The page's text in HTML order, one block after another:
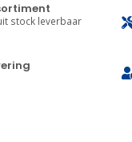
stock leverbaar